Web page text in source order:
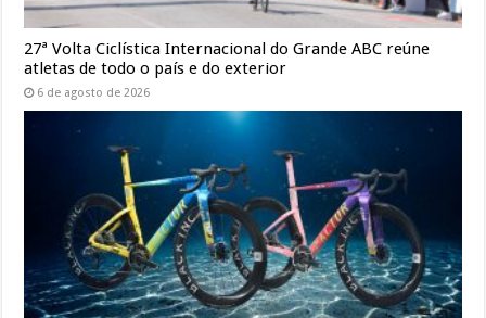
27ª Volta Ciclística Internacional do Grande ABC reúne
atletas de todo o país e do exterior
6 de agosto de 2026